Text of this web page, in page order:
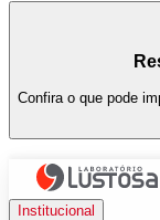
Confira o que pode
Institucional